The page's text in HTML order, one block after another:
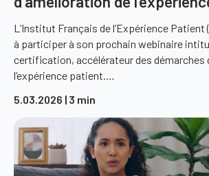
L’Institut Français de l’Expérience
à participer à son prochain webinaire
certification, accélérateur des démarches
l’expérience patient.…
5.03.2026 | 3 min